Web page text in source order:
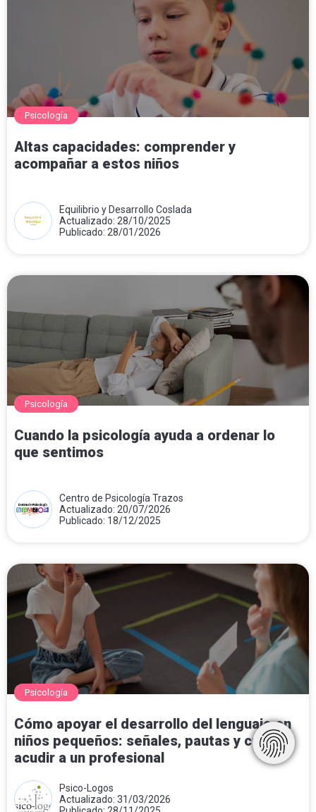
Psicología
Altas capacidades: comprender y
acompañar a estos niños
Equilibrio y Desarrollo Coslada
Actualizado: 28/10/2025
Publicado: 28/01/2026
Psicología
Cuando la psicología ayuda a ordenar lo
que sentimos
Centro de Psicología Trazos
Actualizado: 20/07/2026
Publicado: 18/12/2025
Psicología
Cómo apoyar el desarrollo del lenguaje en
niños pequeños: señales, pautas y cuándo
acudir a un profesional
Psico-Logos
Actualizado: 31/03/2026